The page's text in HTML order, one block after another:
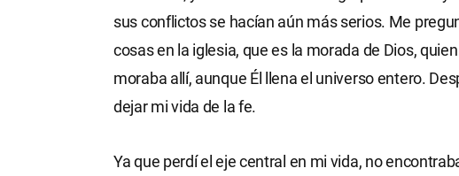
sus conflictos se hacían aún más serios. Me
cosas en la iglesia, que es la morada de Dios,
moraba allí, aunque Él llena el universo entero.
dejar mi vida de la fe.
Ya que perdí el eje central en mi vida, no